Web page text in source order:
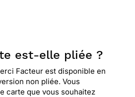
est-elle pliée ?
Facteur est disponible en
non pliée. Vous
carte que vous souhaitez